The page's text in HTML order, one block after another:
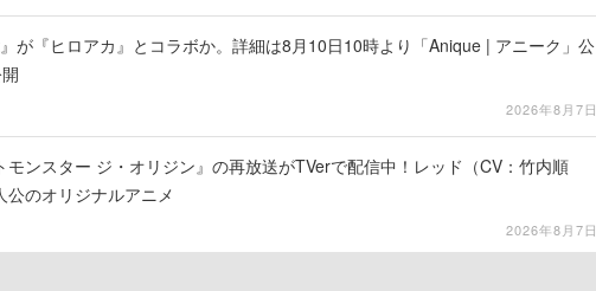
』が『ヒロアカ』とコラボか。詳細は8月10日10時より「Anique | アニーク」公
2026年8月7日
モンスター ジ・オリジン』の再放送がTVerで配信中！レッド（CV：竹内順
公のオリジナルアニメ
2026年8月7日